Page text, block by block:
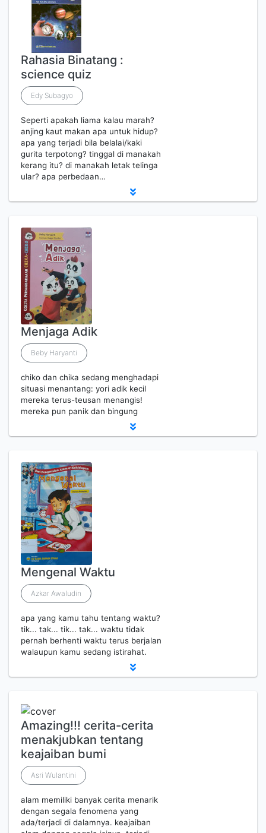
Rahasia Binatang :
science quiz
Edy Subagyo
Seperti apakah liama kalau marah?
anjing kaut makan apa untuk hidup?
apa yang terjadi bila belalai/kaki
gurita terpotong? tinggal di manakah
kerang itu? di manakah letak telinga
ular? apa perbedaan…
Menjaga Adik
Beby Haryanti
chiko dan chika sedang menghadapi
situasi menantang: yori adik kecil
mereka terus-teusan menangis!
mereka pun panik dan bingung
Mengenal Waktu
Azkar Awaludin
apa yang kamu tahu tentang waktu?
tik... tak... tik... tak... waktu tidak
pernah berhenti waktu terus berjalan
walaupun kamu sedang istirahat.
Amazing!!! cerita-cerita
menakjubkan tentang
keajaiban bumi
Asri Wulantini
alam memiliki banyak cerita menarik
dengan segala fenomena yang
ada/terjadi di dalamnya. keajaiban